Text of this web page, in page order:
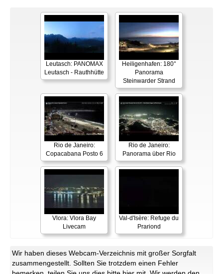
Leutasch: PANOMAX
Leutasch - Rauthhütte
Heiligenhafen: 180°
Panorama
Steinwarder Strand
Rio de Janeiro:
Copacabana Posto 6
Rio de Janeiro:
Panorama über Rio
Vlora: Vlora Bay
Livecam
Val-d'Isère: Refuge du
Prariond
Wir haben dieses Webcam-Verzeichnis mit großer Sorgfalt
zusammengestellt. Sollten Sie trotzdem einen Fehler